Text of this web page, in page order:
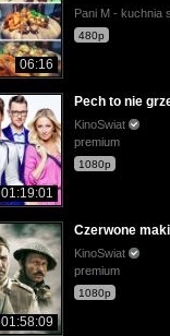
06:16
Pani M - kuchnia
480p
01:19:01
Pech to nie
KinoSwiat
premium
1080p
01:58:09
Czerwone
KinoSwiat
premium
1080p